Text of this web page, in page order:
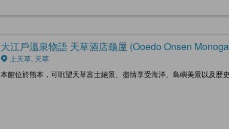
大江戶溫泉物語 天草酒店龜屋 (Ooedo Onsen
上天草, 天草
本館位於熊本，可眺望天草富士絕景、盡情享受海洋、島嶼美景以及